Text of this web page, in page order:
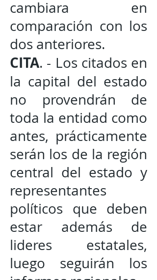
cambiara en
comparación con los
dos anteriores.
CITA. - Los citados en
la capital del estado
no provendrán de
toda la entidad como
antes, prácticamente
serán los de la región
central del estado y
representantes
políticos que deben
estar además de
lideres estatales,
luego seguirán los